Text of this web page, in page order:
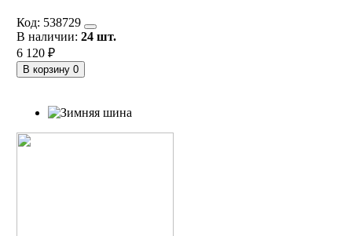
Код: 538729
В наличии: 24 шт.
6 120 ₽
В корзину 0